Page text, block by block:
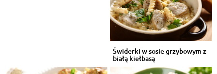
Świderki w sosie grzybowym z
białą kiełbasą